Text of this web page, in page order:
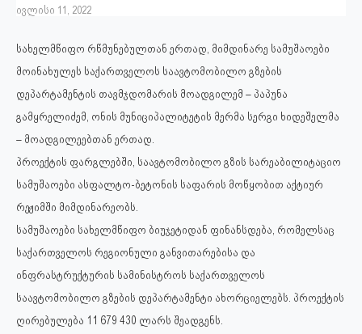
ივლისი 11, 2022
სახელმწიფო რწმუნებულთან ერთად, მიმდინარე სამუშაოები
მოინახულეს საქართველოს საავტომობილო გზების
დეპარტამენტის თავმჯდომარის მოადგილემ – პაპუნა
გამყრელიძემ, ონის მუნიციპალიტეტის მერმა სერგი ხიდეშელმა
– მოადგილეებთან ერთად.
პროექტის ფარგლებში, საავტომობილო გზის სარეაბილიტაციო
სამუშაოები ასფალტო-ბეტონის საფარის მოწყობით აქტიურ
რეჟიმში მიმდინარეობს.
სამუშაოები სახელმწიფო ბიუჯეტიდან ფინანსდება, რომელსაც
საქართველოს რეგიონული განვითარებისა და
ინფრასტრუქტურის სამინისტროს საქართველოს
საავტომობილო გზების დეპარტამენტი ახორციელებს. პროექტის
ღირებულება 11 679 430 ლარს შეადგენს.